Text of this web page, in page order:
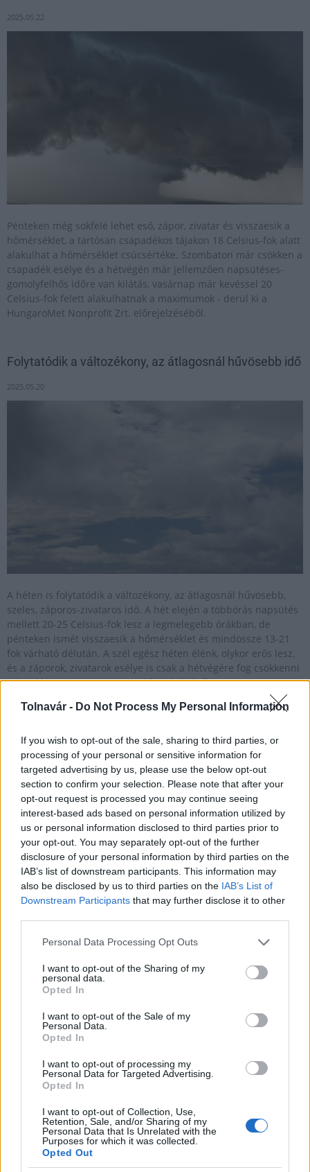
Tolnavár - Do Not Process My Personal Information
If you wish to opt-out of the sale, sharing to third parties, or
processing of your personal or sensitive information for
targeted advertising by us, please use the below opt-out
section to confirm your selection. Please note that after your
opt-out request is processed you may continue seeing
interest-based ads based on personal information utilized by
us or personal information disclosed to third parties prior to
your opt-out. You may separately opt-out of the further
disclosure of your personal information by third parties on the
IAB’s list of downstream participants. This information may
also be disclosed by us to third parties on the IAB’s List of
Downstream Participants that may further disclose it to other
Please note that this website/app uses one or more Google
not limited to your visit or usage behaviour. You may click to
grant or deny consent to Google and its third-party tags to
use your data for below specified purposes in below Google
consent section.
Personal Data Processing Opt Outs
I want to opt-out of the Sharing of my
personal data.
Opted In
I want to opt-out of the Sale of my
Personal Data.
Opted In
I want to opt-out of processing my
Personal Data for Targeted Advertising.
Opted In
I want to opt-out of Collection, Use,
Retention, Sale, and/or Sharing of my
Personal Data that Is Unrelated with the
Purposes for which it was collected.
Opted Out
2025.05.22
Pénteken még sokfelé lehet eső, zápor, zivatar és visszaesik a
hőmérséklet, a tartósan csapadékos tájakon 18 Celsius-fok alatt
alakulhat a hőmérséklet csúcsértéke. Szombaton már csökken a
csapadék esélye és a hétvégén már jellemzően napsütéses-
gomolyfelhős időre van kilátás, vasárnap már kevéssel 20
Celsius-fok felett alakulhatnak a maximumok - derül ki a
HungaroMet Nonprofit Zrt. előrejelzéséből.
Folytatódik a változékony, az átlagosnál hűvösebb idő
2025.05.20
A héten is folytatódik a változékony, az átlagosnál hűvösebb,
szeles, záporos-zivataros idő. A hét elején a többórás napsütés
mellett 20-25 Celsius-fok lesz a legmelegebb órákban, de
pénteken ismét visszaesik a hőmérséklet és mindössze 13-21
fok várható délután. A szél egész héten élénk, olykor erős lesz,
és a záporok, zivatarok esélye is csak a hétvégére fog csökkenni
- derül ki a HungaroMet Zrt. előrejelzéséből.
2025.05.17
Megdőlt az országos hajnali hidegrekord pénteken: a Szabolcs-
Szatmár-Bereg vármegyei Nyírtasson és a Borsod-Abaúj-
Zemplén vármegyei Gagybátorban mínusz 1,6 Celsius-fokig
honlapján.
A fényszennyezésre hívja fel a figyelmet a Svábhegyi
Csillagvizsgáló gyerekeknek szóló pályázata
2025.05.14